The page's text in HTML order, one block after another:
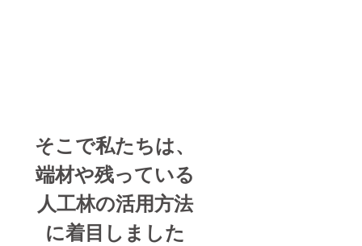
そこで私たちは、
端材や残っている
人工林の活用方法
に着目しました